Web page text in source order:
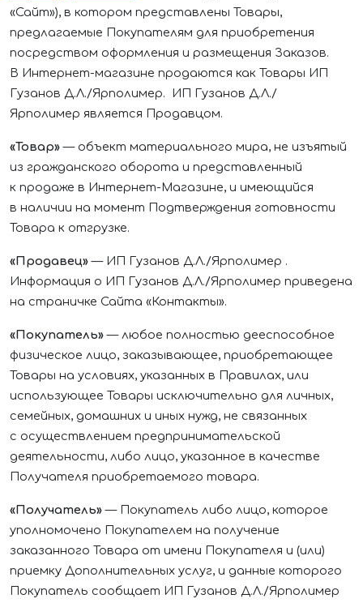
«Сайт»), в котором представлены Товары,
предлагаемые Покупателям для приобретения
посредством оформления и размещения Заказов.
В Интернет-магазине продаются как Товары ИП
Гузанов Д.Л./Ярполимер.
ИП Гузанов Д.Л./
Ярполимер является Продавцом.
«Товар»— объект материального мира, не изъятый
из гражданского оборота и представленный
к продаже в Интернет-Магазине, и имеющийся
в наличии на момент Подтверждения готовности
Товара к отгрузке.
«Продавец»— ИП Гузанов Д.Л./Ярполимер .
Информация о ИП Гузанов Д.Л./Ярполимер приведена
на страничке Сайта «Контакты».
«Покупатель»— любое полностью дееспособное
физическое лицо, заказывающее, приобретающее
Товары на условиях, указанных в Правилах, или
использующее Товары исключительно для личных,
семейных, домашних и иных нужд, не связанных
с осуществлением предпринимательской
деятельности, либо лицо, указанное в качестве
Получателя приобретаемого товара.
«Получатель»— Покупатель либо лицо, которое
уполномочено Покупателем на получение
заказанного Товара от имени Покупателя и (или)
приемку Дополнительных услуг, и данные которого
Покупатель сообщает ИП Гузанов Д.Л./Ярполимер